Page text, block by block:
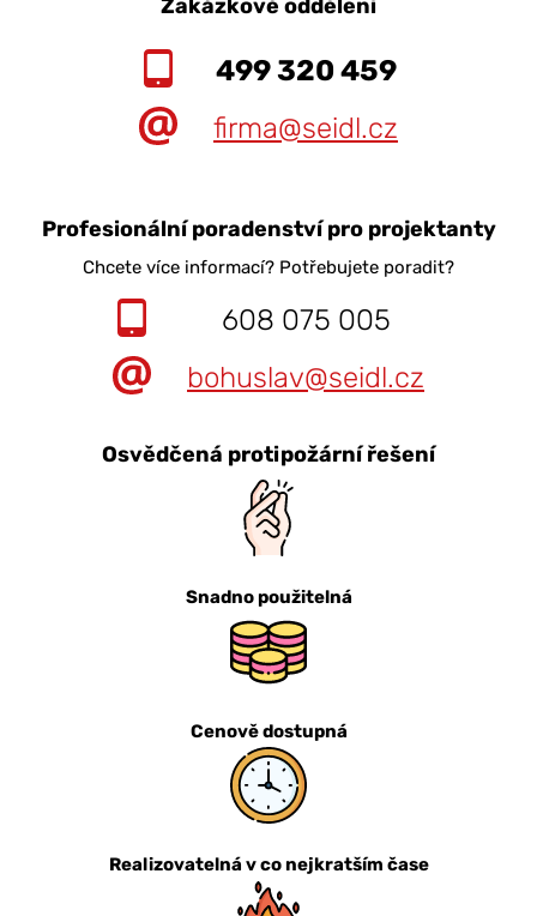
Zakázkové oddělení
499 320 459
firma@seidl.cz
Profesionální poradenství pro projektanty
Chcete více informací? Potřebujete poradit?
608 075 005
bohuslav@seidl.cz
Osvědčená protipožární řešení
Snadno použitelná
Cenově dostupná
Realizovatelná v co nejkratším čase